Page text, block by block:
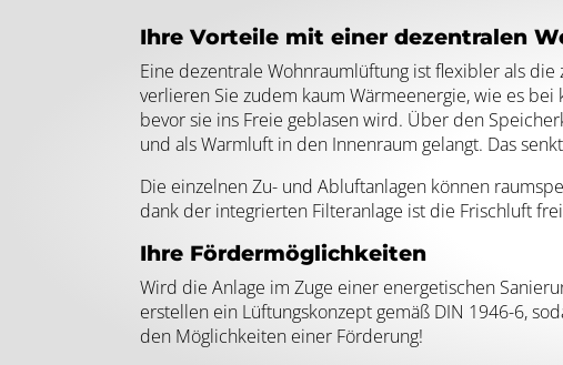
Ihre Vorteile mit einer dezentralen
Eine dezentrale Wohnraumlüftung ist flexibler als
verlieren Sie zudem kaum Wärmeenergie, wie es
bevor sie ins Freie geblasen wird. Über den
und als Warmluft in den Innenraum gelangt. Das
Die einzelnen Zu- und Abluftanlagen können
dank der integrierten Filteranlage ist die Frischluft
Ihre Fördermöglichkeiten
Wird die Anlage im Zuge einer energetischen
erstellen ein Lüftungskonzept gemäß DIN 1946-6,
den Möglichkeiten einer Förderung!